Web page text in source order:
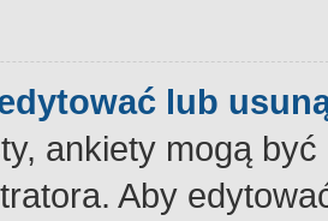
lub
ankiety mogą
Aby